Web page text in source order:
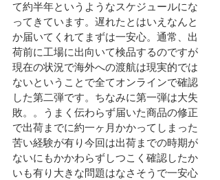
て約半年というようなスケジュールにな
ってきています。遅れたとはいえなんと
か届いてくれてまずは一安心。通常、出
荷前に工場に出向いて検品するのですが
現在の状況で海外への渡航は現実的では
ないということで全てオンラインで確認
した第二弾です。ちなみに第一弾は大失
敗。。うまく伝わらず届いた商品の修正
で出荷までに約一ヶ月かかってしまった
苦い経験が有り今回は出荷までの時期が
ないにもかかわらずしつこく確認したか
いも有り大きな問題はなさそうで一安心